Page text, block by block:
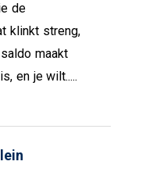
de
klinkt streng,
maakt
en je wilt.....